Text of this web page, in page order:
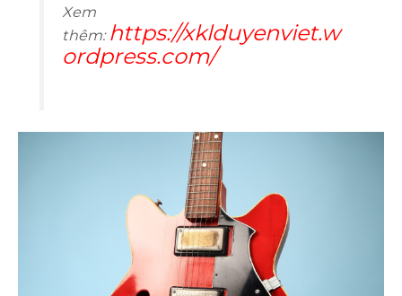
Xem
thêm: https://xklduyenviet.w
ordpress.com/